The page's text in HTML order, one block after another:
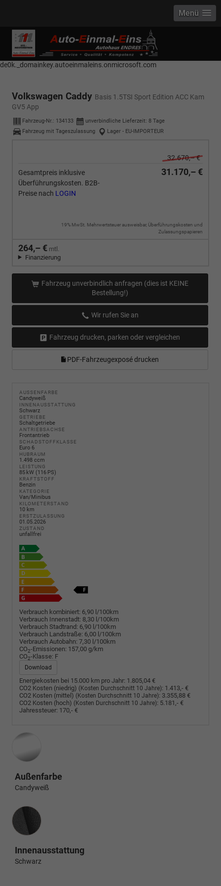
------------ Host Name : selector1._domainkey Points to address or value:
selector1-aee-de0k._domainkey.autoeinmaleins.onmicrosoft.com Host
Name : selector2._domainkey Points to address or value: selector2-aee-
de0k._domainkey.autoeinmaleins.onmicrosoft.com
Menü
Volkswagen Caddy Basis 1.5TSI Sport Edition ACC Kam
GV5 App
Fahrzeug-Nr.: 134133 unverbindliche Lieferzeit: 8 Tage
Fahrzeug mit Tageszulassung
Lager - EU-IMPORTEUR
32.670,– €
Gesamtpreis inklusive
Überführungskosten. B2B-
Preise nach LOGIN
31.170,– €
19% MwSt. Mehrwertsteuer ausweisbar, Überführungskosten und
Zulassungspapieren
264,– € mtl.
Finanzierung
Fahrzeug unverbindlich anfragen (dies ist KEINE
Bestellung!)
Wir rufen Sie an
Fahrzeug drucken, parken oder vergleichen
PDF-Fahrzeugexposé drucken
AUSSENFARBE
Candyweiß
INNENAUSSTATTUNG
Schwarz
GETRIEBE
Schaltgetriebe
ANTRIEBSACHSE
Frontantrieb
SCHADSTOFFKLASSE
Euro 6
HUBRAUM
1.498 ccm
LEISTUNG
85 kW (116 PS)
KRAFTSTOFF
Benzin
KATEGORIE
Van/Minibus
KILOMETERSTAND
10 km
ERSTZULASSUNG
01.05.2026
ZUSTAND
unfallfrei
Verbrauch kombiniert: 6,90 l/100km
Verbrauch Innenstadt: 8,30 l/100km
Verbrauch Stadtrand: 6,90 l/100km
Verbrauch Landstraße: 6,00 l/100km
Verbrauch Autobahn: 7,30 l/100km
CO2-Emissionen: 157,00 g/km
CO2-Klasse: F
Download
Energiekosten bei 15.000 km pro Jahr: 1.805,04 €
CO2 Kosten (niedrig) (Kosten Durchschnitt 10 Jahre): 1.413,- €
CO2 Kosten (mittel) (Kosten Durchschnitt 10 Jahre): 3.355,88 €
CO2 Kosten (hoch) (Kosten Durchschnitt 10 Jahre): 5.181,- €
Jahressteuer: 170,- €
Außenfarbe
Candyweiß
Innenausstattung
Innenausstattung
Schwarz